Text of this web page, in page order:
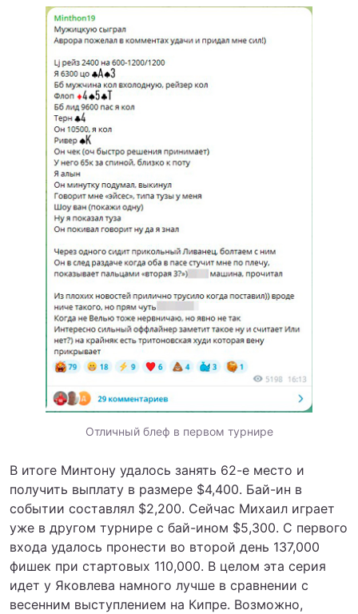
Отличный блеф в первом турнире
В итоге Минтону удалось занять 62-е место и
получить выплату в размере $4,400. Бай-ин в
событии составлял $2,200. Сейчас Михаил играет
уже в другом турнире с бай-ином $5,300. С первого
входа удалось пронести во второй день 137,000
фишек при стартовых 110,000. В целом эта серия
идет у Яковлева намного лучше в сравнении с
весенним выступлением на Кипре. Возможно,